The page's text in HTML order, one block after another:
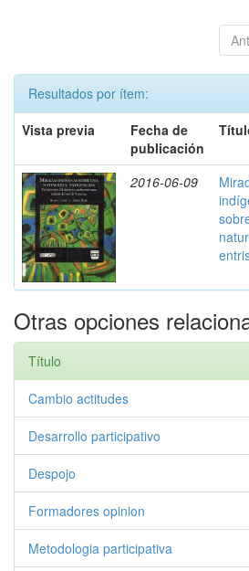
Resultados por ítem:
Vista previa
Fecha de
publicación
2016-06-09
Otras opciones
Título
Cambio actitudes
Desarrollo participativo
Despojo
Formadores opinion
Metodologia participativa